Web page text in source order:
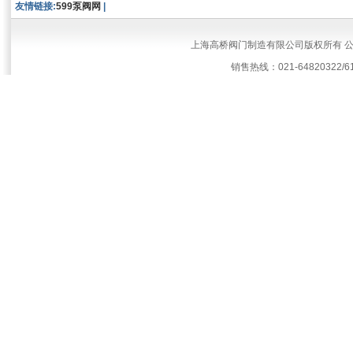
友情链接:599泵阀网
上海高桥阀门制造有限公司版权所有
销售热线：021-64820322/